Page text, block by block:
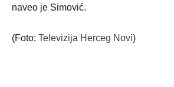
naveo je Simović.
(Foto: Televizija Herceg Novi)